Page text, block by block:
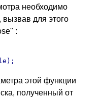
необходимо
вызвав для этого
:
этой функции
полученный от